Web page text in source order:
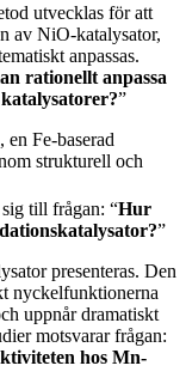
utvecklas för att
av NiO-katalysator,
anpassas.
rationellt anpassa
”
Fe-baserad
strukturell och
till frågan: “Hur
”
presenteras. Den
nyckelfunktionerna
uppnår dramatiskt
motsvarar frågan:
hos Mn-